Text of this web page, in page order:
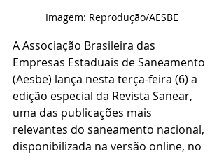
Imagem: Reprodução/AESBE
A Associação Brasileira das
Empresas Estaduais de Saneamento
(Aesbe) lança nesta terça-feira (6) a
edição especial da Revista Sanear,
uma das publicações mais
relevantes do saneamento nacional,
disponibilizada na versão online, no